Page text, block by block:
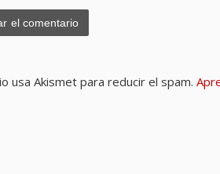
usa Akismet para reducir el spam.